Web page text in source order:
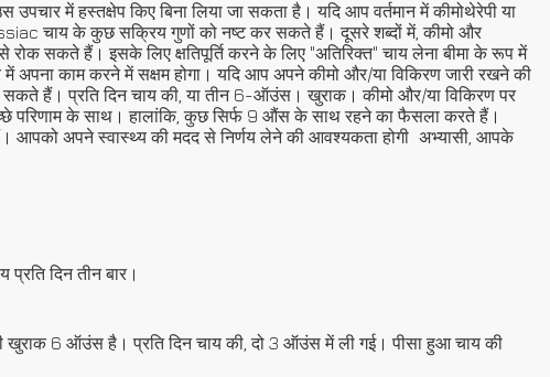
उपचार में हस्तक्षेप किए बिना लिया जा सकता है। यदि आप वर्तमान में कीमोथेरेपी या
चाय के कुछ सक्रिय गुणों को नष्ट कर सकते हैं। दूसरे शब्दों में, कीमो और
सकते हैं। इसके लिए क्षतिपूर्ति करने के लिए "अतिरिक्त" चाय लेना बीमा के रूप में
अपना काम करने में सक्षम होगा। यदि आप अपने कीमो और/या विकिरण जारी रखने की
हैं। प्रति दिन चाय की, या तीन 6-ऑउंस। खुराक। कीमो और/या विकिरण पर
परिणाम के साथ। हालांकि, कुछ सिर्फ 9 औंस के साथ रहने का फैसला करते हैं।
आपको अपने स्वास्थ्य की मदद से निर्णय लेने की आवश्यकता होगी अभ्यासी, आपके
दिन तीन बार।
6 ऑउंस है। प्रति दिन चाय की, दो 3 ऑउंस में ली गई। पीसा हुआ चाय की